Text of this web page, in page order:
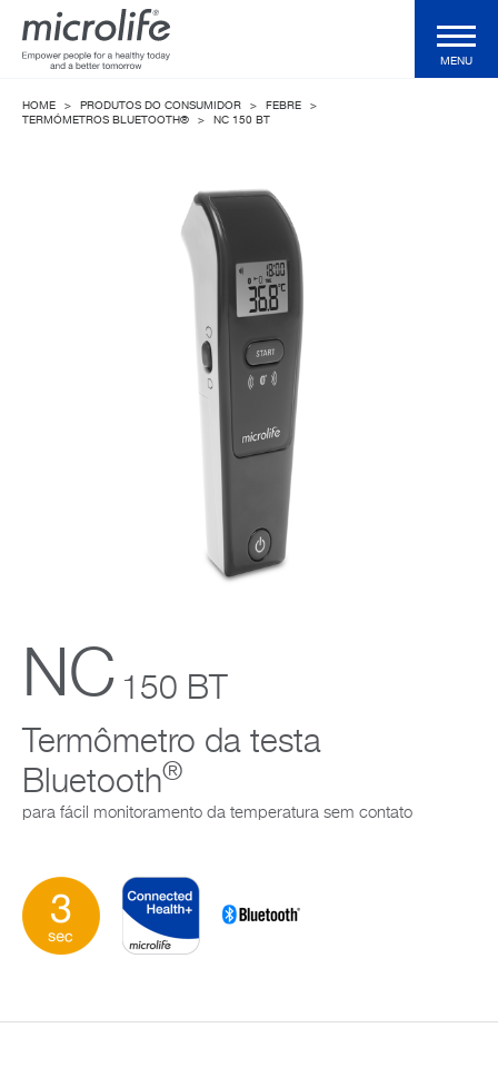
Produtos do Consumidor
Produtos profissionais
MENU
HOME > PRODUTOS DO CONSUMIDOR > FEBRE
>
TERMÓMETROS BLUETOOTH®
> NC 150 BT
NC 150 BT
Termômetro da testa
Bluetooth®
para fácil monitoramento da temperatura sem contato